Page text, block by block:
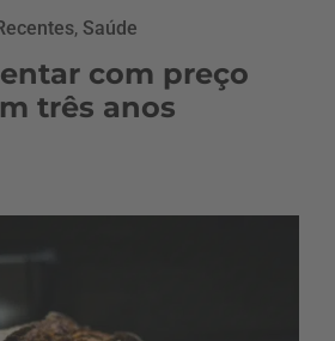
, Saúde
com preço
três anos